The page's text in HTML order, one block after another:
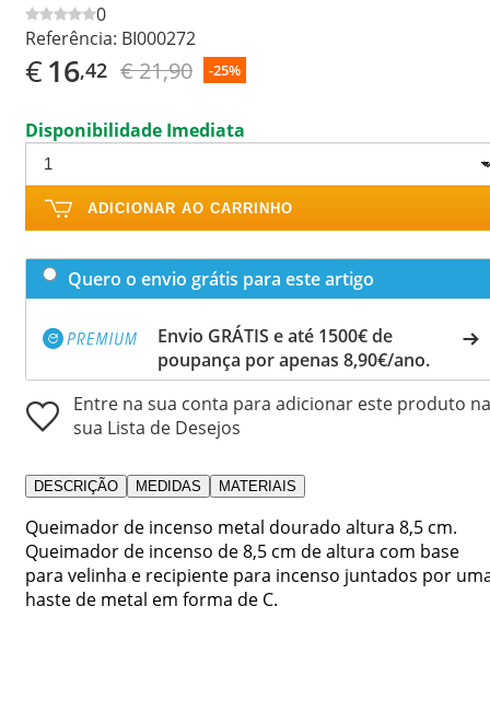
0
Referência: BI000272
€16,42 € 21,90 -25%
Disponibilidade Imediata
ADICIONAR AO CARRINHO
Quero o envio grátis para este artigo
Envio GRÁTIS e até 1500€ de
poupança por apenas 8,90€/ano.
Entre na sua conta para adicionar este produto na
sua Lista de Desejos
DESCRIÇÃO MEDIDAS MATERIAIS
Queimador de incenso metal dourado altura 8,5 cm.
Queimador de incenso de 8,5 cm de altura com base
para velinha e recipiente para incenso juntados por
haste de metal em forma de C.